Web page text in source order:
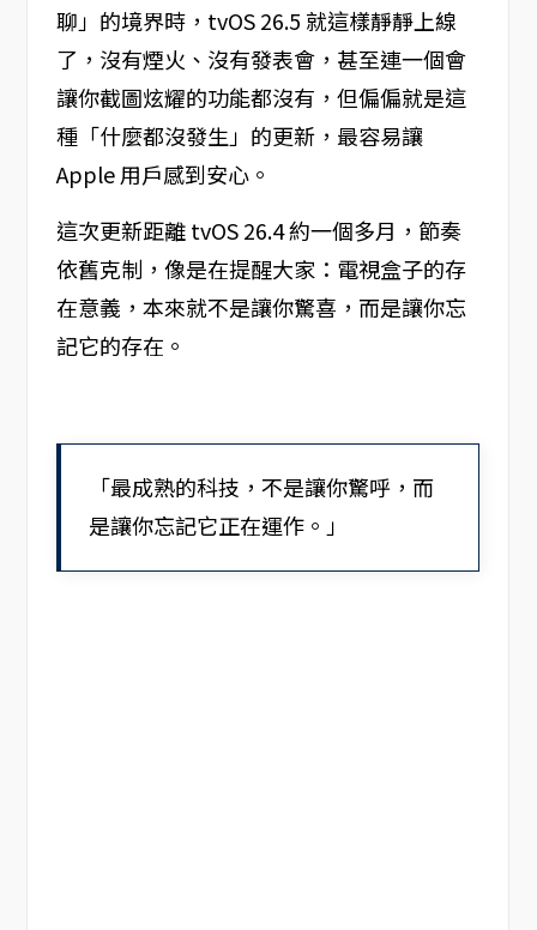
聊」的境界時，tvOS 26.5 就這樣靜靜上線
了，沒有煙火、沒有發表會，甚至連一個會
讓你截圖炫耀的功能都沒有，但偏偏就是這
種「什麼都沒發生」的更新，最容易讓
Apple 用戶感到安心。
這次更新距離 tvOS 26.4 約一個多月，節奏
依舊克制，像是在提醒大家：電視盒子的存
在意義，本來就不是讓你驚喜，而是讓你忘
記它的存在。
「最成熟的科技，不是讓你驚呼，而
是讓你忘記它正在運作。」